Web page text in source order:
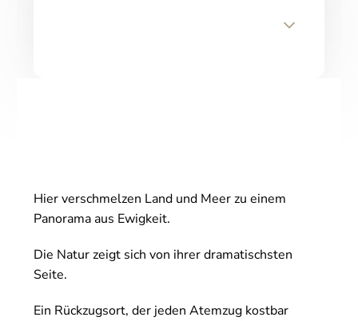
Hier verschmelzen Land und Meer zu einem
Panorama aus Ewigkeit.
Die Natur zeigt sich von ihrer dramatischsten
Seite.
Ein Rückzugsort, der jeden Atemzug kostbar